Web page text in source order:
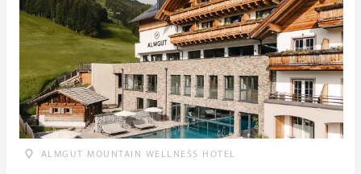
ALMGUT MOUNTAIN WELLNESS HOTEL